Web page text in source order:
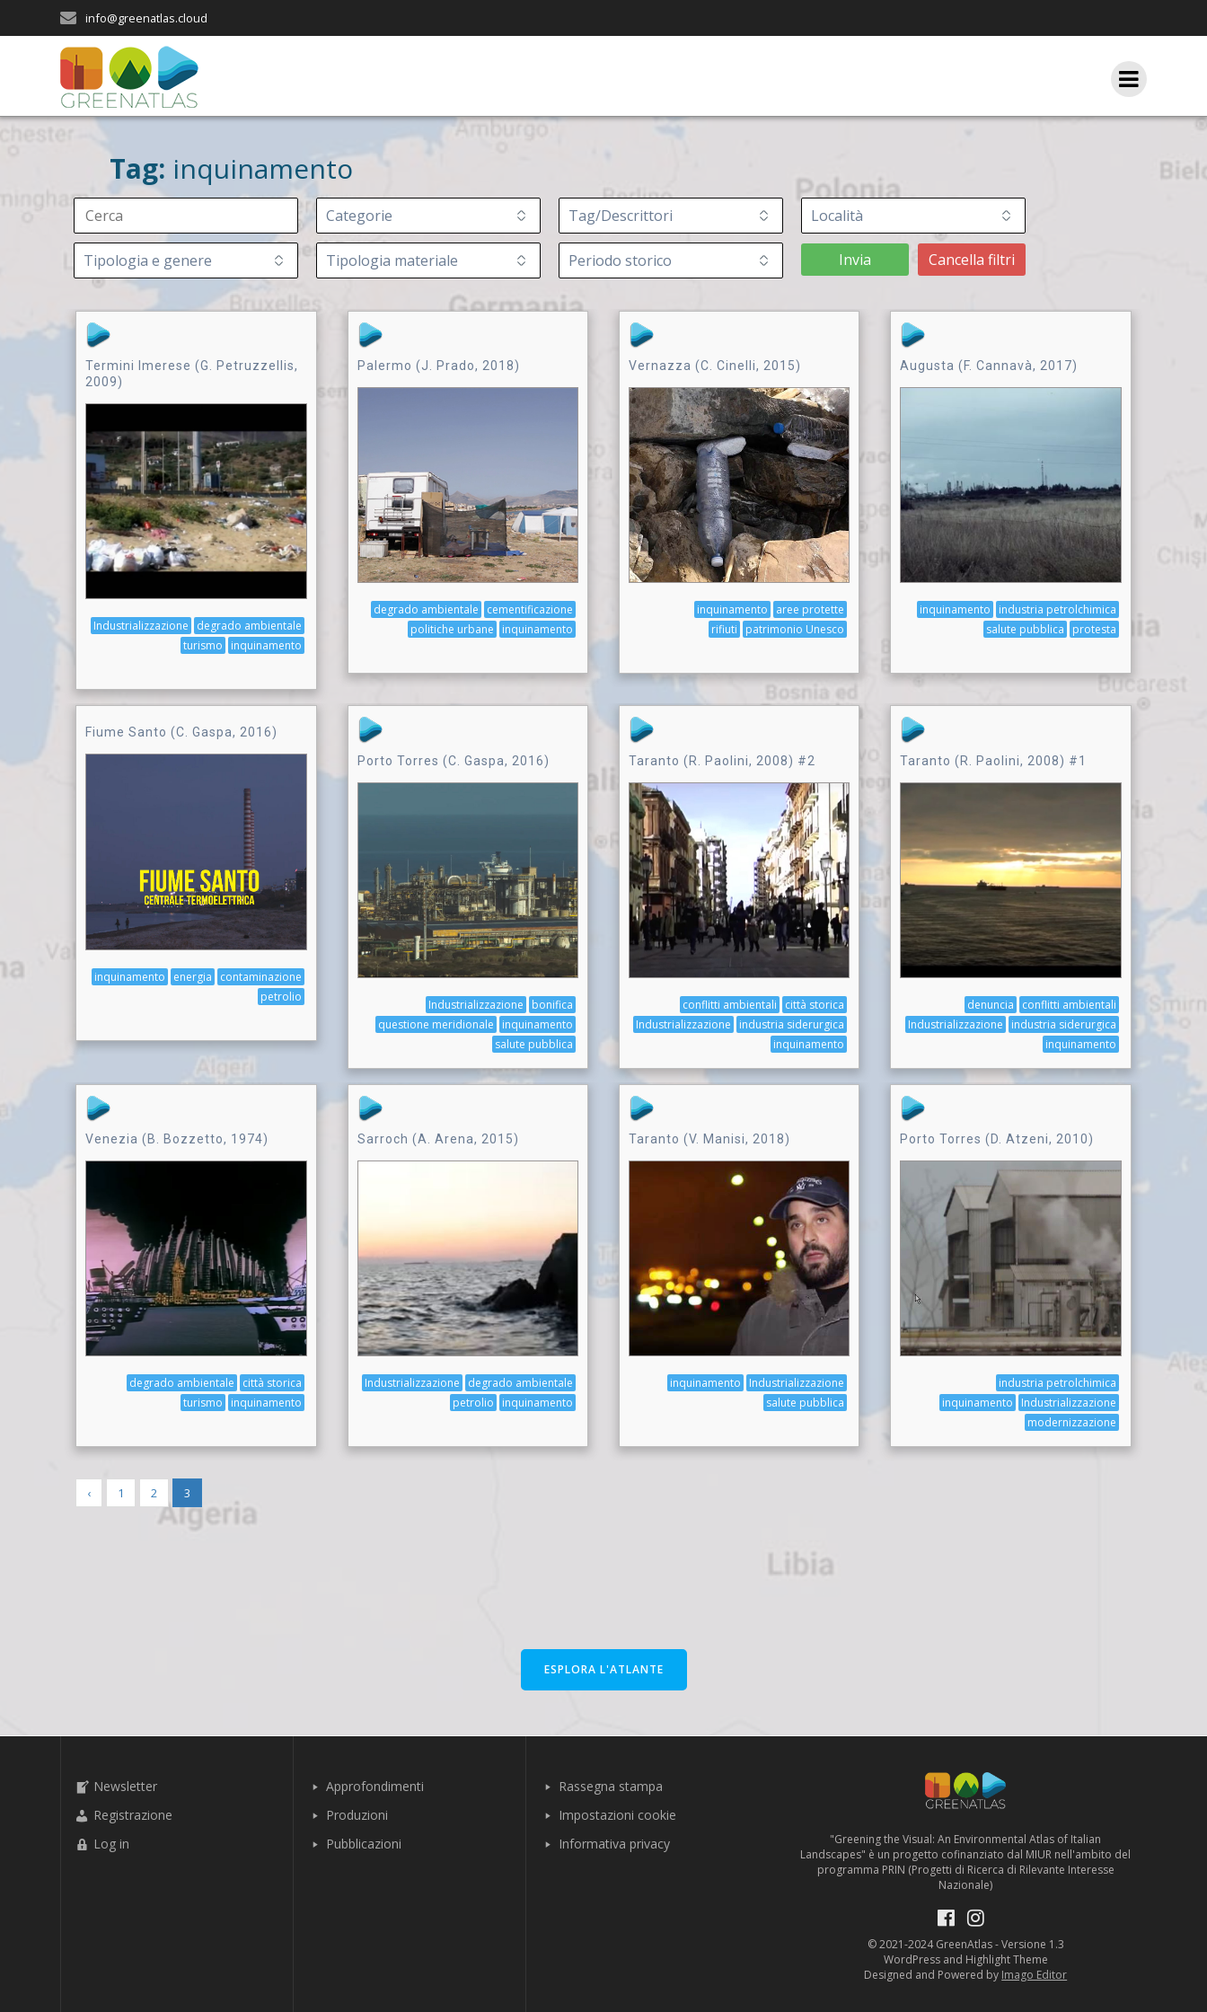
al
contenuto
info@greenatlas.cloud
Tag: inquinamento
Invia Cancella filtri
Termini Imerese (G. Petruzzellis,
2009)
degrado ambientale
Industrializzazione
inquinamento
turismo
Palermo (J. Prado, 2018)
cementificazione
degrado ambientale
inquinamento
politiche urbane
Vernazza (C. Cinelli, 2015)
aree protette
inquinamento
patrimonio Unesco
rifiuti
Augusta (F. Cannavà, 2017)
industria petrolchimica
inquinamento
protesta
salute pubblica
Fiume Santo (C. Gaspa, 2016)
contaminazione
energia
inquinamento
petrolio
Porto Torres (C. Gaspa, 2016)
bonifica
Industrializzazione
inquinamento
questione meridionale
salute pubblica
Taranto (R. Paolini, 2008) #2
città storica
conflitti ambientali
industria siderurgica
Industrializzazione
inquinamento
Taranto (R. Paolini, 2008) #1
conflitti ambientali
denuncia
industria siderurgica
Industrializzazione
inquinamento
Venezia (B. Bozzetto, 1974)
città storica
degrado ambientale
inquinamento
turismo
Sarroch (A. Arena, 2015)
degrado ambientale
Industrializzazione
inquinamento
petrolio
Taranto (V. Manisi, 2018)
Industrializzazione
inquinamento
salute pubblica
Porto Torres (D. Atzeni, 2010)
industria petrolchimica
Industrializzazione
inquinamento
modernizzazione
‹ 1 2 3
ESPLORA L'ATLANTE
Newsletter
Registrazione
Log in
Approfondimenti
Produzioni
Pubblicazioni
Rassegna stampa
Impostazioni cookie
Informativa privacy
"Greening the Visual: An Environmental Atlas of Italian
Landscapes" è un progetto cofinanziato dal MIUR nell'ambito del
programma PRIN (Progetti di Ricerca di Rilevante Interesse
Nazionale)
© 2021-2024 GreenAtlas - Versione 1.3
WordPress and Highlight Theme
Designed and Powered by Imago Editor